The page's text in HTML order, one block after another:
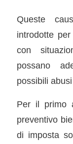
Queste
introdotte
con
possano
possibili
Per il primo
preventivo
di imposta